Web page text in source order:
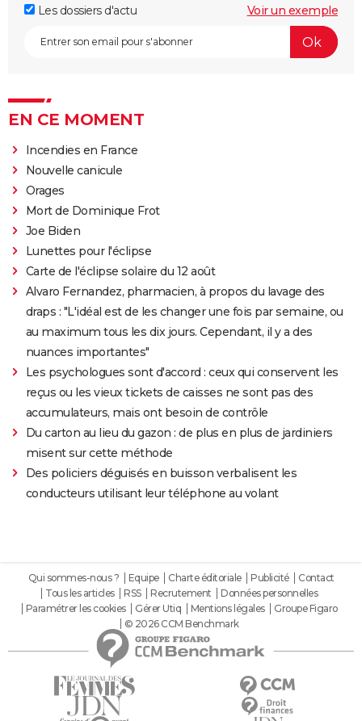
Les dossiers d'actu
Voir un exemple
EN CE MOMENT
Incendies en France
Nouvelle canicule
Orages
Mort de Dominique Frot
Joe Biden
Lunettes pour l'éclipse
Carte de l'éclipse solaire du 12 août
Alvaro Fernandez, pharmacien, à propos du lavage des
draps : "L'idéal est de les changer une fois par semaine, ou
au maximum tous les dix jours. Cependant, il y a des
nuances importantes"
Les psychologues sont d'accord : ceux qui conservent les
reçus ou les vieux tickets de caisses ne sont pas des
accumulateurs, mais ont besoin de contrôle
Du carton au lieu du gazon : de plus en plus de jardiniers
misent sur cette méthode
Des policiers déguisés en buisson verbalisent les
conducteurs utilisant leur téléphone au volant
Qui sommes-nous ? Equipe Charte éditoriale Publicité
Contact
Tous les articles
RSS Recrutement
Données personnelles
Paramétrer les cookies
Gérer Utiq Mentions légales
Groupe Figaro
© 2026 CCM Benchmark